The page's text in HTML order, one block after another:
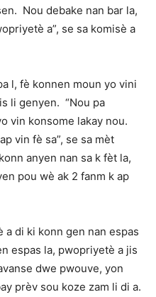
Nou debake nan bar la,
a”, se sa komisè a
l, fè konnen moun yo vini
li genyen. “Nou pa
vin konsome lakay nou.
vin fè sa”, se sa mèt
anyen nan sa k fèt la,
pou wè ak 2 fanm k ap
a di ki konn gen nan espas
espas la, pwopriyetè a jis
dwe pwouve, yon
prèv sou koze zam li di a.